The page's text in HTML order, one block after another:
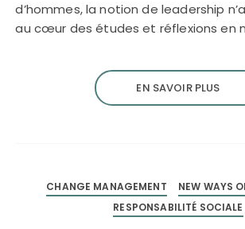
d’hommes, la notion de leadership
au cœur des études et réflexions en
EN SAVOIR PLUS
CHANGE MANAGEMENT
NEW WAYS
RESPONSABILITÉ SOCIALE